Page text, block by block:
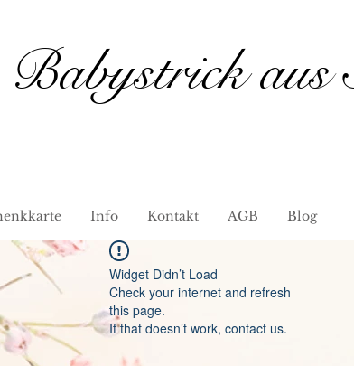
Babystrick aus
Info Kontakt AGB Blog
Widget Didn’t Load
Check your internet and refresh
this page.
If that doesn’t work, contact us.